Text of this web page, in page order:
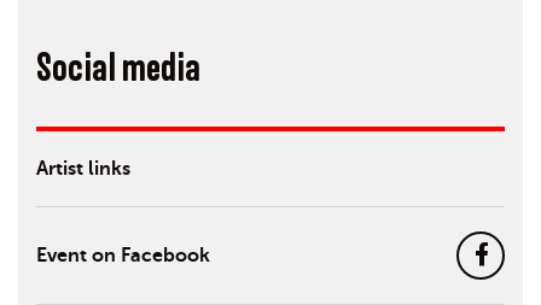
Social media
Artist links
Event on Facebook